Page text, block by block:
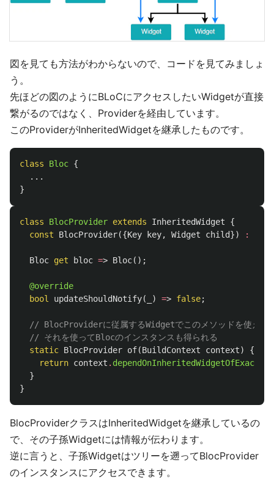
図を見ても方法がわからないので、コードを見てみましょ
う。
先ほどの図のようにBLoCにアクセスしたいWidgetが直接
繋がるのではなく、Providerを経由しています。
このProviderがInheritedWidgetを継承したものです。
class Bloc {
...
}
class BlocProvider extends InheritedWidget
{
const
BlocProvider({Key key, Widget child}) :
Bloc get bloc => Bloc();
@override
bool
updateShouldNotify( ) => false;
// BlocProviderに従属するWidgetでこのメソッドを使えば
// それを使ってBlocのインスタンスも得られる
static BlocProvider of(BuildContext context)
{
return context .
}
}
BlocProviderクラスはInheritedWidgetを継承しているの
で、その子孫Widgetには情報が伝わります。
逆に言うと、子孫Widgetはツリーを遡ってBlocProvider
のインスタンスにアクセスできます。